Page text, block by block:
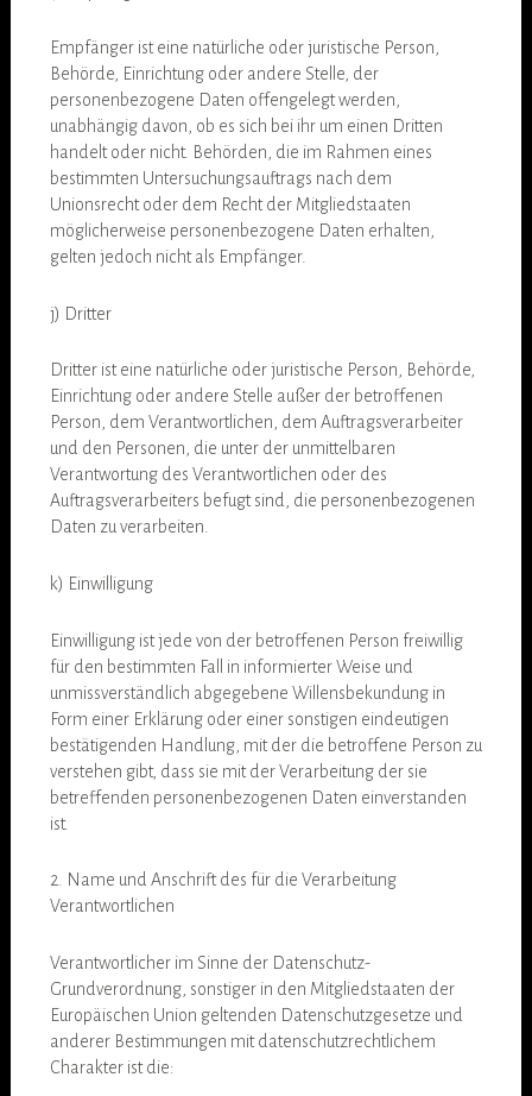
Empfänger ist eine natürliche oder juristische Person,
Behörde, Einrichtung oder andere Stelle, der
personenbezogene Daten offengelegt werden,
unabhängig davon, ob es sich bei ihr um einen Dritten
handelt oder nicht. Behörden, die im Rahmen eines
bestimmten Untersuchungsauftrags nach dem
Unionsrecht oder dem Recht der Mitgliedstaaten
möglicherweise personenbezogene Daten erhalten,
gelten jedoch nicht als Empfänger.
j) Dritter
Dritter ist eine natürliche oder juristische Person, Behörde,
Einrichtung oder andere Stelle außer der betroffenen
Person, dem Verantwortlichen, dem Auftragsverarbeiter
und den Personen, die unter der unmittelbaren
Verantwortung des Verantwortlichen oder des
Auftragsverarbeiters befugt sind, die personenbezogenen
Daten zu verarbeiten.
k) Einwilligung
Einwilligung ist jede von der betroffenen Person freiwillig
für den bestimmten Fall in informierter Weise und
unmissverständlich abgegebene Willensbekundung in
Form einer Erklärung oder einer sonstigen eindeutigen
bestätigenden Handlung, mit der die betroffene Person zu
verstehen gibt, dass sie mit der Verarbeitung der sie
betreffenden personenbezogenen Daten einverstanden
ist.
2. Name und Anschrift des für die Verarbeitung
Verantwortlichen
Verantwortlicher im Sinne der Datenschutz-
Grundverordnung, sonstiger in den Mitgliedstaaten der
Europäischen Union geltenden Datenschutzgesetze und
anderer Bestimmungen mit datenschutzrechtlichem
Charakter ist die: